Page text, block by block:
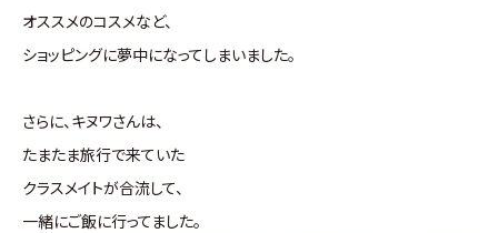
オススメのコスメなど、
ショッピングに夢中になってしまいました。
さらに、キヌワさんは、
たまたま旅行で来ていた
クラスメイトが合流して、
一緒にご飯に行ってました。